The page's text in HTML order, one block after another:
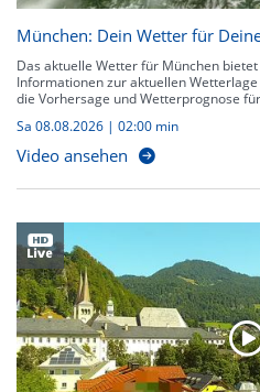
München: Dein Wetter für
Das aktuelle Wetter für München
Informationen zur aktuellen
die Vorhersage und Wetterprognose
Sa 08.08.2026 | 02:00 min
Video ansehen